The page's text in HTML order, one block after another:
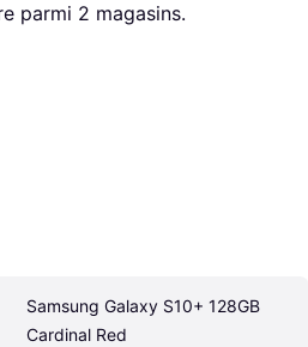
parmi 2 magasins.
Samsung Galaxy S10+ 128GB
Cardinal Red